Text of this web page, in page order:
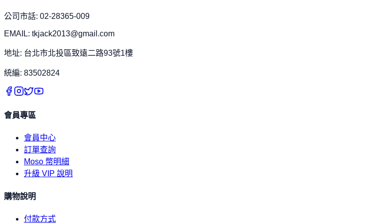
公司市話: 02-28365-009
EMAIL: tkjack2013@gmail.com
地址: 台北市北投區致遠二路93號1樓
統編: 83502824
會員專區
會員中心
訂單查詢
Moso 幣明細
升級 VIP 說明
購物說明
付款方式